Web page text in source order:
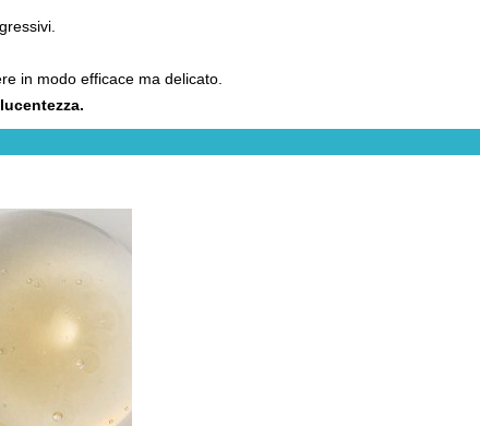
in modo efficace ma delicato.